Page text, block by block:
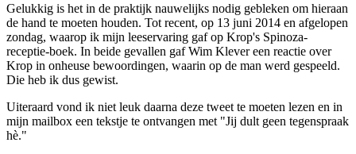
Gelukkig is het in de praktijk nauwelijks nodig gebleken om hieraan
de hand te moeten houden. Tot recent, op 13 juni 2014 en afgelopen
zondag, waarop ik mijn leeservaring gaf op Krop's Spinoza-
receptie-boek. In beide gevallen gaf Wim Klever een reactie over
Krop in onheuse bewoordingen, waarin op de man werd gespeeld.
Die heb ik dus gewist.
Uiteraard vond ik niet leuk daarna deze tweet te moeten lezen en in
mijn mailbox een tekstje te ontvangen met "Jij dult geen tegenspraak
hè."